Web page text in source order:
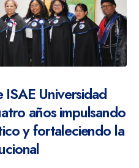
ISAE Universidad
años impulsando
y fortaleciendo la